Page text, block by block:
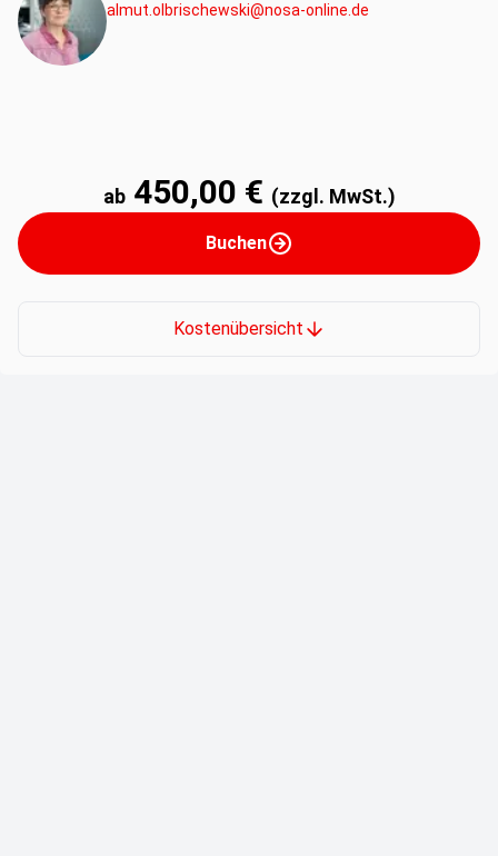
almut.olbrischewski@nosa-online.de
ab 450,00 € (zzgl. MwSt.)
Buchen
Kostenübersicht